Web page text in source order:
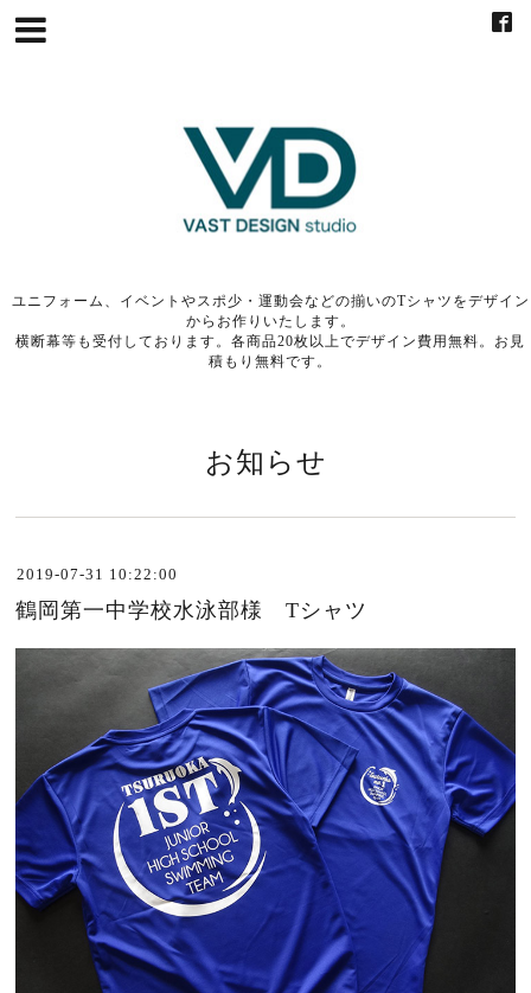
ユニフォーム、イベントやスポ少・運動会などの揃いのTシャツをデザイン
からお作りいたします。
横断幕等も受付しております。各商品20枚以上でデザイン費用無料。お見
積もり無料です。
お知らせ
2019-07-31 10:22:00
鶴岡第一中学校水泳部様 Tシャツ